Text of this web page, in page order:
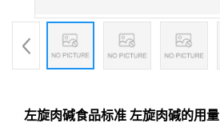
左旋肉碱食品标准 左旋肉碱的用量